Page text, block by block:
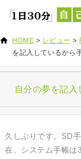
HOME > レビュー >
を記入しているから
自分の夢を記
久しぶりです。SD
在、システム手帳は